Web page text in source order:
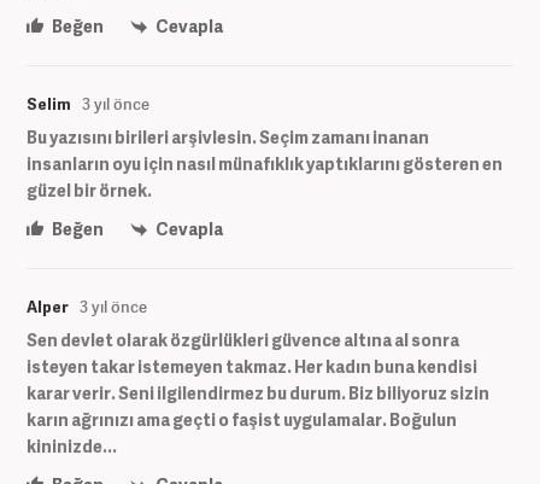
Beğen
Cevapla
Selim 3 yıl önce
Bu yazısını birileri arşivlesin. Seçim zamanı inanan
insanların oyu için nasıl münafıklık yaptıklarını gösteren en
güzel bir örnek.
Beğen
Cevapla
Alper 3 yıl önce
Sen devlet olarak özgürlükleri güvence altına al sonra
isteyen takar istemeyen takmaz. Her kadın buna kendisi
karar verir. Seni ilgilendirmez bu durum. Biz biliyoruz sizin
karın ağrınızı ama geçti o faşist uygulamalar. Boğulun
kininizde...